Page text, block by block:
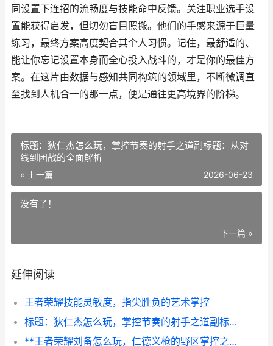
同设置下连招的流畅度与技能命中反馈。关注职业选手设
置能获得启发，但切勿盲目照搬。他们的手感来源于巨量
练习，最终方案高度契合其个人习惯。记住，最舒适的、
能让你忘记设置本身而全心投入战斗的，才是你的最佳方
案。在这片由数据与感知共同构筑的领域里，不断微调直
至找到人机合一的那一点，便是通往更高境界的阶梯。
标题：狄仁杰怎么玩，掌控节奏的射手之道副标题：从对
线到团战的全面解析
« 上一篇 2026-06-23
没有了！
下一篇 »
延伸阅读
王者荣耀技能灵敏度，指尖胜负的艺术掌控
标题：狄仁杰怎么玩，掌控节奏的射手之道副标题：从对线到团战的全面解析
**王者荣耀刘备怎么玩，仁德义枪的野区掌控之道**